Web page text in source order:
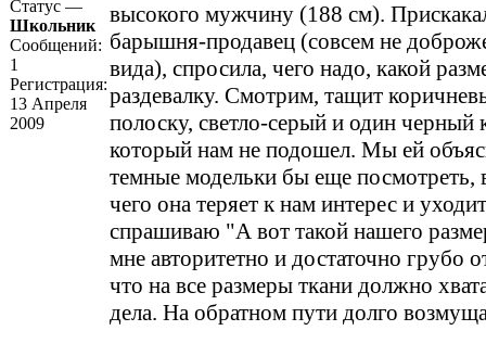
Статус —
Школьник
Сообщений:
1
Регистрация:
13 Апреля
2009
высокого мужчину (188 см).
барышня-продавец (совсем не
вида), спросила, чего надо, какой
раздевалку. Смотрим, тащит
полоску, светло-серый и один черный
который нам не подошел. Мы ей
темные модельки бы еще посмотреть,
чего она теряет к нам интерес и
спрашиваю "А вот такой нашего
мне авторитетно и достаточно грубо
что на все размеры ткани должно
дела. На обратном пути долго